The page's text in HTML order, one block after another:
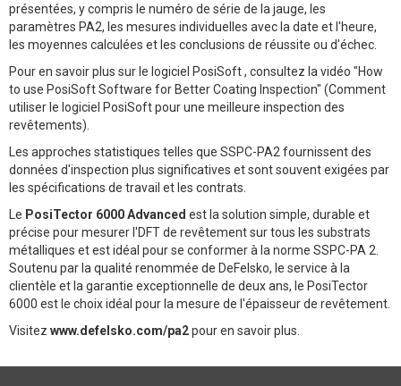
présentées, y compris le numéro de série de la jauge, les
paramètres PA2, les mesures individuelles avec la date et l'heure,
les moyennes calculées et les conclusions de réussite ou d'échec.
Pour en savoir plus sur le logiciel PosiSoft , consultez la vidéo "How
to use PosiSoft Software for Better Coating Inspection" (Comment
utiliser le logiciel PosiSoft pour une meilleure inspection des
revêtements).
Les approches statistiques telles que SSPC-PA2 fournissent des
données d'inspection plus significatives et sont souvent exigées par
les spécifications de travail et les contrats.
Le PosiTector 6000 Advanced est la solution simple, durable et
précise pour mesurer l'DFT de revêtement sur tous les substrats
métalliques et est idéal pour se conformer à la norme SSPC-PA 2.
Soutenu par la qualité renommée de DeFelsko, le service à la
clientèle et la garantie exceptionnelle de deux ans, le PosiTector
6000 est le choix idéal pour la mesure de l'épaisseur de revêtement.
Visitez www.defelsko.com/pa2pour en savoir plus.